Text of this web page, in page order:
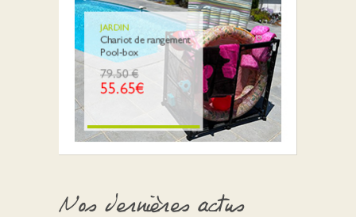
Nos dernières actus